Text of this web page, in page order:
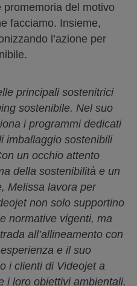
del motivo
facciamo. Insieme,
l’azione per
principali sostenitrici
sostenibile. Nel suo
i programmi dedicati
imballaggio sostenibili
un occhio attento
della sostenibilità e un
Melissa lavora per
non solo supportino
normative vigenti, ma
all’allineamento con
e il suo
i clienti di Videojet a
i loro obiettivi ambientali.